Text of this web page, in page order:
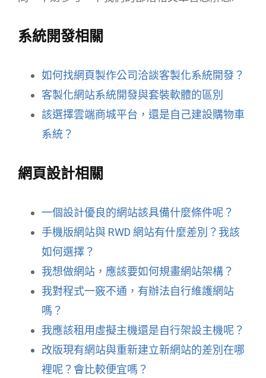
系統開發相關
如何找網頁製作公司洽談客製化系統開發？
客製化網站系統開發與套裝軟體的區別
該選擇雲端商城平台，還是自己建設購物車
系統？
網頁設計相關
一個設計優良的網站該具備什麼條件呢？
手機版網站與 RWD 網站有什麼差別？我該
如何選擇？
我想做網站，應該要如何規畫網站架構？
我對程式一竅不通，有辦法自行維護網站
嗎？
我應該租用虛擬主機還是自行架設主機呢？
改版現有網站與重新建立新網站的差別在哪
裡呢？會比較便宜嗎？